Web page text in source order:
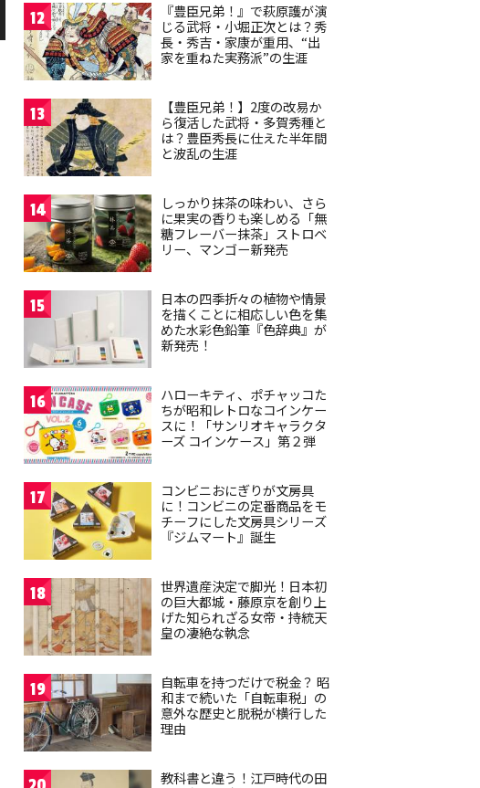
12
『豊臣兄弟！』で萩原護が演
じる武将・小堀正次とは？秀
長・秀吉・家康が重用、“出
家を重ねた実務派”の生涯
13
【豊臣兄弟！】2度の改易か
ら復活した武将・多賀秀種と
は？豊臣秀長に仕えた半年間
と波乱の生涯
14
しっかり抹茶の味わい、さら
に果実の香りも楽しめる「無
糖フレーバー抹茶」ストロベ
リー、マンゴー新発売
15
日本の四季折々の植物や情景
を描くことに相応しい色を集
めた水彩色鉛筆『色辞典』が
新発売！
16
ハローキティ、ポチャッコた
ちが昭和レトロなコインケー
スに！「サンリオキャラクタ
ーズ コインケース」第２弾
17
コンビニおにぎりが文房具
に！コンビニの定番商品をモ
チーフにした文房具シリーズ
『ジムマート』誕生
18
世界遺産決定で脚光！日本初
の巨大都城・藤原京を創り上
げた知られざる女帝・持統天
皇の凄絶な執念
19
自転車を持つだけで税金？ 昭
和まで続いた「自転車税」の
意外な歴史と脱税が横行した
理由
教科書と違う！江戸時代の田